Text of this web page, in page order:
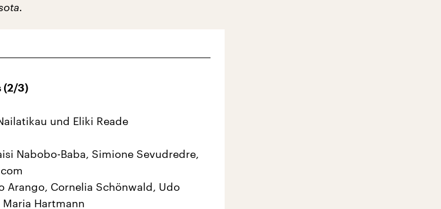
(2/3)
und Eliki Reade
Nabobo-Baba, Simione Sevudredre,
Arango, Cornelia Schönwald, Udo
und Maria Hartmann